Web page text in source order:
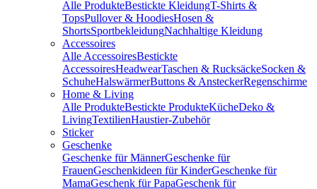
Alle ProdukteBestickte KleidungT-Shirts &
TopsPullover & HoodiesHosen &
ShortsSportbekleidungNachhaltige Kleidung
Accessoires
Alle AccessoiresBestickte
AccessoiresHeadwearTaschen & RucksäckeSocken &
SchuheHalswärmerButtons & AnsteckerRegenschirme
Home & Living
Alle ProdukteBestickte ProdukteKücheDeko &
LivingTextilienHaustier-Zubehör
Sticker
Geschenke
Geschenke für MännerGeschenke für
FrauenGeschenkideen für KinderGeschenke für
MamaGeschenk für PapaGeschenk für